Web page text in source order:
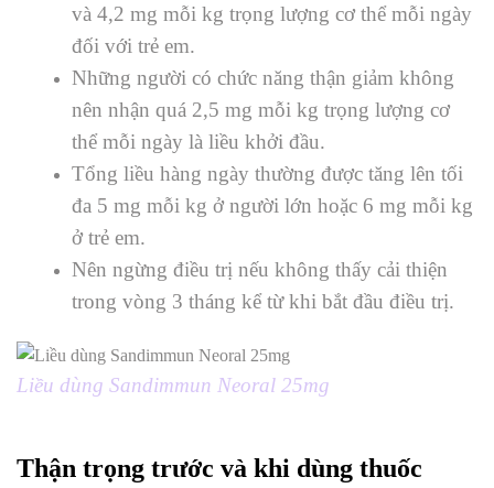
và 4,2 mg mỗi kg trọng lượng cơ thể mỗi ngày
đối với trẻ em.
Những người có chức năng thận giảm không
nên nhận quá 2,5 mg mỗi kg trọng lượng cơ
thể mỗi ngày là liều khởi đầu.
Tổng liều hàng ngày thường được tăng lên tối
đa 5 mg mỗi kg ở người lớn hoặc 6 mg mỗi kg
ở trẻ em.
Nên ngừng điều trị nếu không thấy cải thiện
trong vòng 3 tháng kể từ khi bắt đầu điều trị.
Liều dùng Sandimmun Neoral 25mg
Thận trọng trước và khi dùng thuốc